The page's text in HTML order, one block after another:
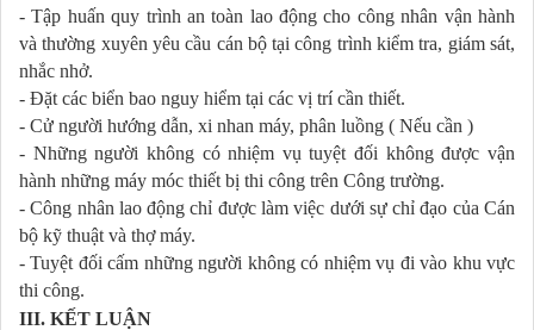
- Tập huấn quy trình an toàn lao động cho công nhân vận hành
và thư­ờng xuyên yêu cầu cán bộ tại công trình kiểm tra, giám sát,
nhắc nhở.
- Đặt các biển bao nguy hiểm tại các vị trí cần thiết.
- Cử ng­ười hư­ớng dẫn, xi nhan máy, phân luồng ( Nếu cần )
- Những ng­ười không có nhiệm vụ tuyệt đối không đư­ợc vận
hành những máy móc thiết bị thi công trên Công tr­ường.
- Công nhân lao động chỉ đ­ược làm việc dưới sự chỉ đạo của Cán
bộ kỹ thuật và thợ máy.
- Tuyệt đối cấm những ng­ười không có nhiệm vụ đi vào khu vực
thi công.
III. KẾT LUẬN